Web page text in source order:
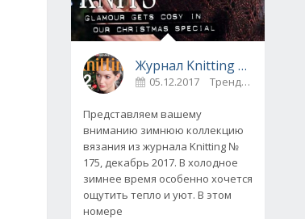
Журнал Knitting № 175, декабрь 2017
05.12.2017 Тренды
Представляем вашему
вниманию зимнюю коллекцию
вязания из журнала Knitting №
175, декабрь 2017. В холодное
зимнее время особенно хочется
ощутить тепло и уют. В этом
номере